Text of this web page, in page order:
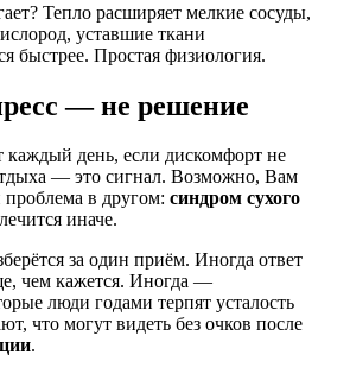
Тепло расширяет мелкие сосуды,
уставшие ткани
быстрее. Простая физиология.
— не решение
каждый день, если дискомфорт не
— это сигнал. Возможно, Вам
в другом: синдром сухого
иначе.
за один приём. Иногда ответ
чем кажется. Иногда —
люди годами терпят усталость
что могут видеть без очков после
.